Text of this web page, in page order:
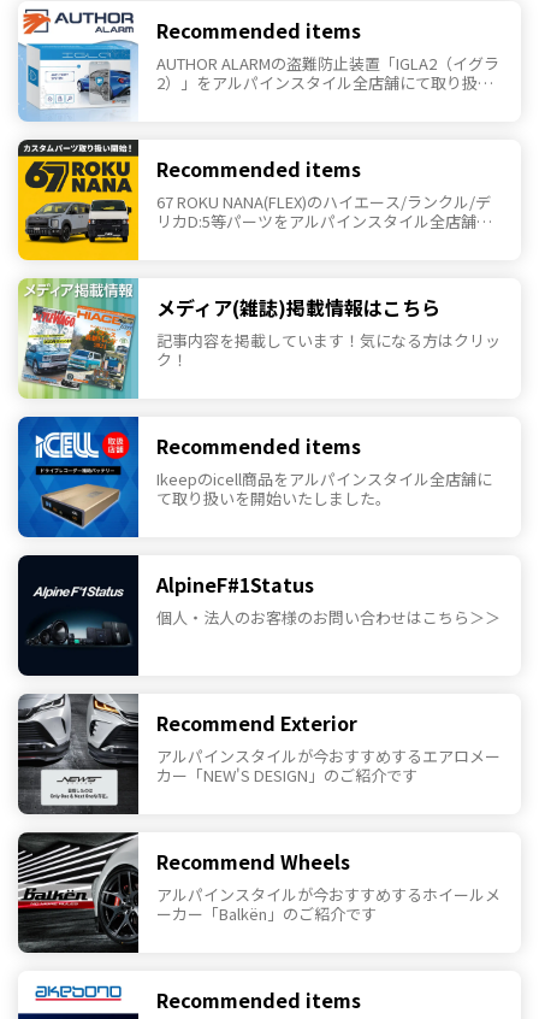
Recommended items
AUTHOR ALARMの盗難防止装置「IGLA2（イグラ
2）」をアルパインスタイル全店舗にて取り扱い
Recommended items
67 ROKU NANA(FLEX)のハイエース/ランクル/デ
リカD:5等パーツをアルパインスタイル全店舗に
メディア(雑誌)掲載情報はこちら
記事内容を掲載しています！気になる方はクリッ
ク！
Recommended items
Ikeepのicell商品をアルパインスタイル全店舗に
て取り扱いを開始いたしました。
AlpineF#1Status
個人・法人のお客様のお問い合わせはこちら＞＞
Recommend Exterior
アルパインスタイルが今おすすめするエアロメー
カー「NEW'S DESIGN」のご紹介です
Recommend Wheels
アルパインスタイルが今おすすめするホイールメ
ーカー「Balkën」のご紹介です
Recommended items